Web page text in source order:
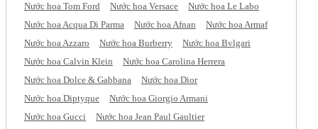
Nước hoa Tom Ford
Nước hoa Versace
Nước hoa Le Labo
Nước hoa Acqua Di Parma
Nước hoa Afnan
Nước hoa Armaf
Nước hoa Azzaro
Nước hoa Burberry
Nước hoa Bvlgari
Nước hoa Calvin Klein
Nước hoa Carolina Herrera
Nước hoa Dolce & Gabbana
Nước hoa Dior
Nước hoa Diptyque
Nước hoa Giorgio Armani
Nước hoa Gucci
Nước hoa Jean Paul Gaultier